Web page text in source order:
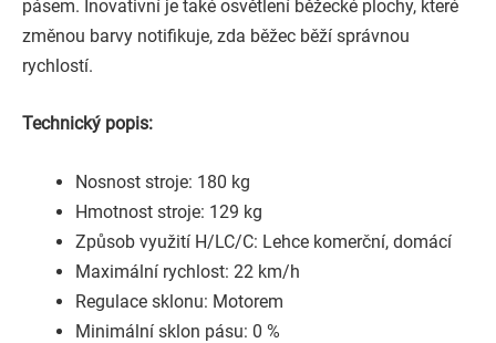
pásem. Inovativní je také osvětlení běžecké plochy, které
změnou barvy notifikuje, zda běžec běží správnou
rychlostí.
Technický popis:
Nosnost stroje: 180 kg
Hmotnost stroje: 129 kg
Způsob využití H/LC/C: Lehce komerční, domácí
Maximální rychlost: 22 km/h
Regulace sklonu: Motorem
Minimální sklon pásu: 0 %